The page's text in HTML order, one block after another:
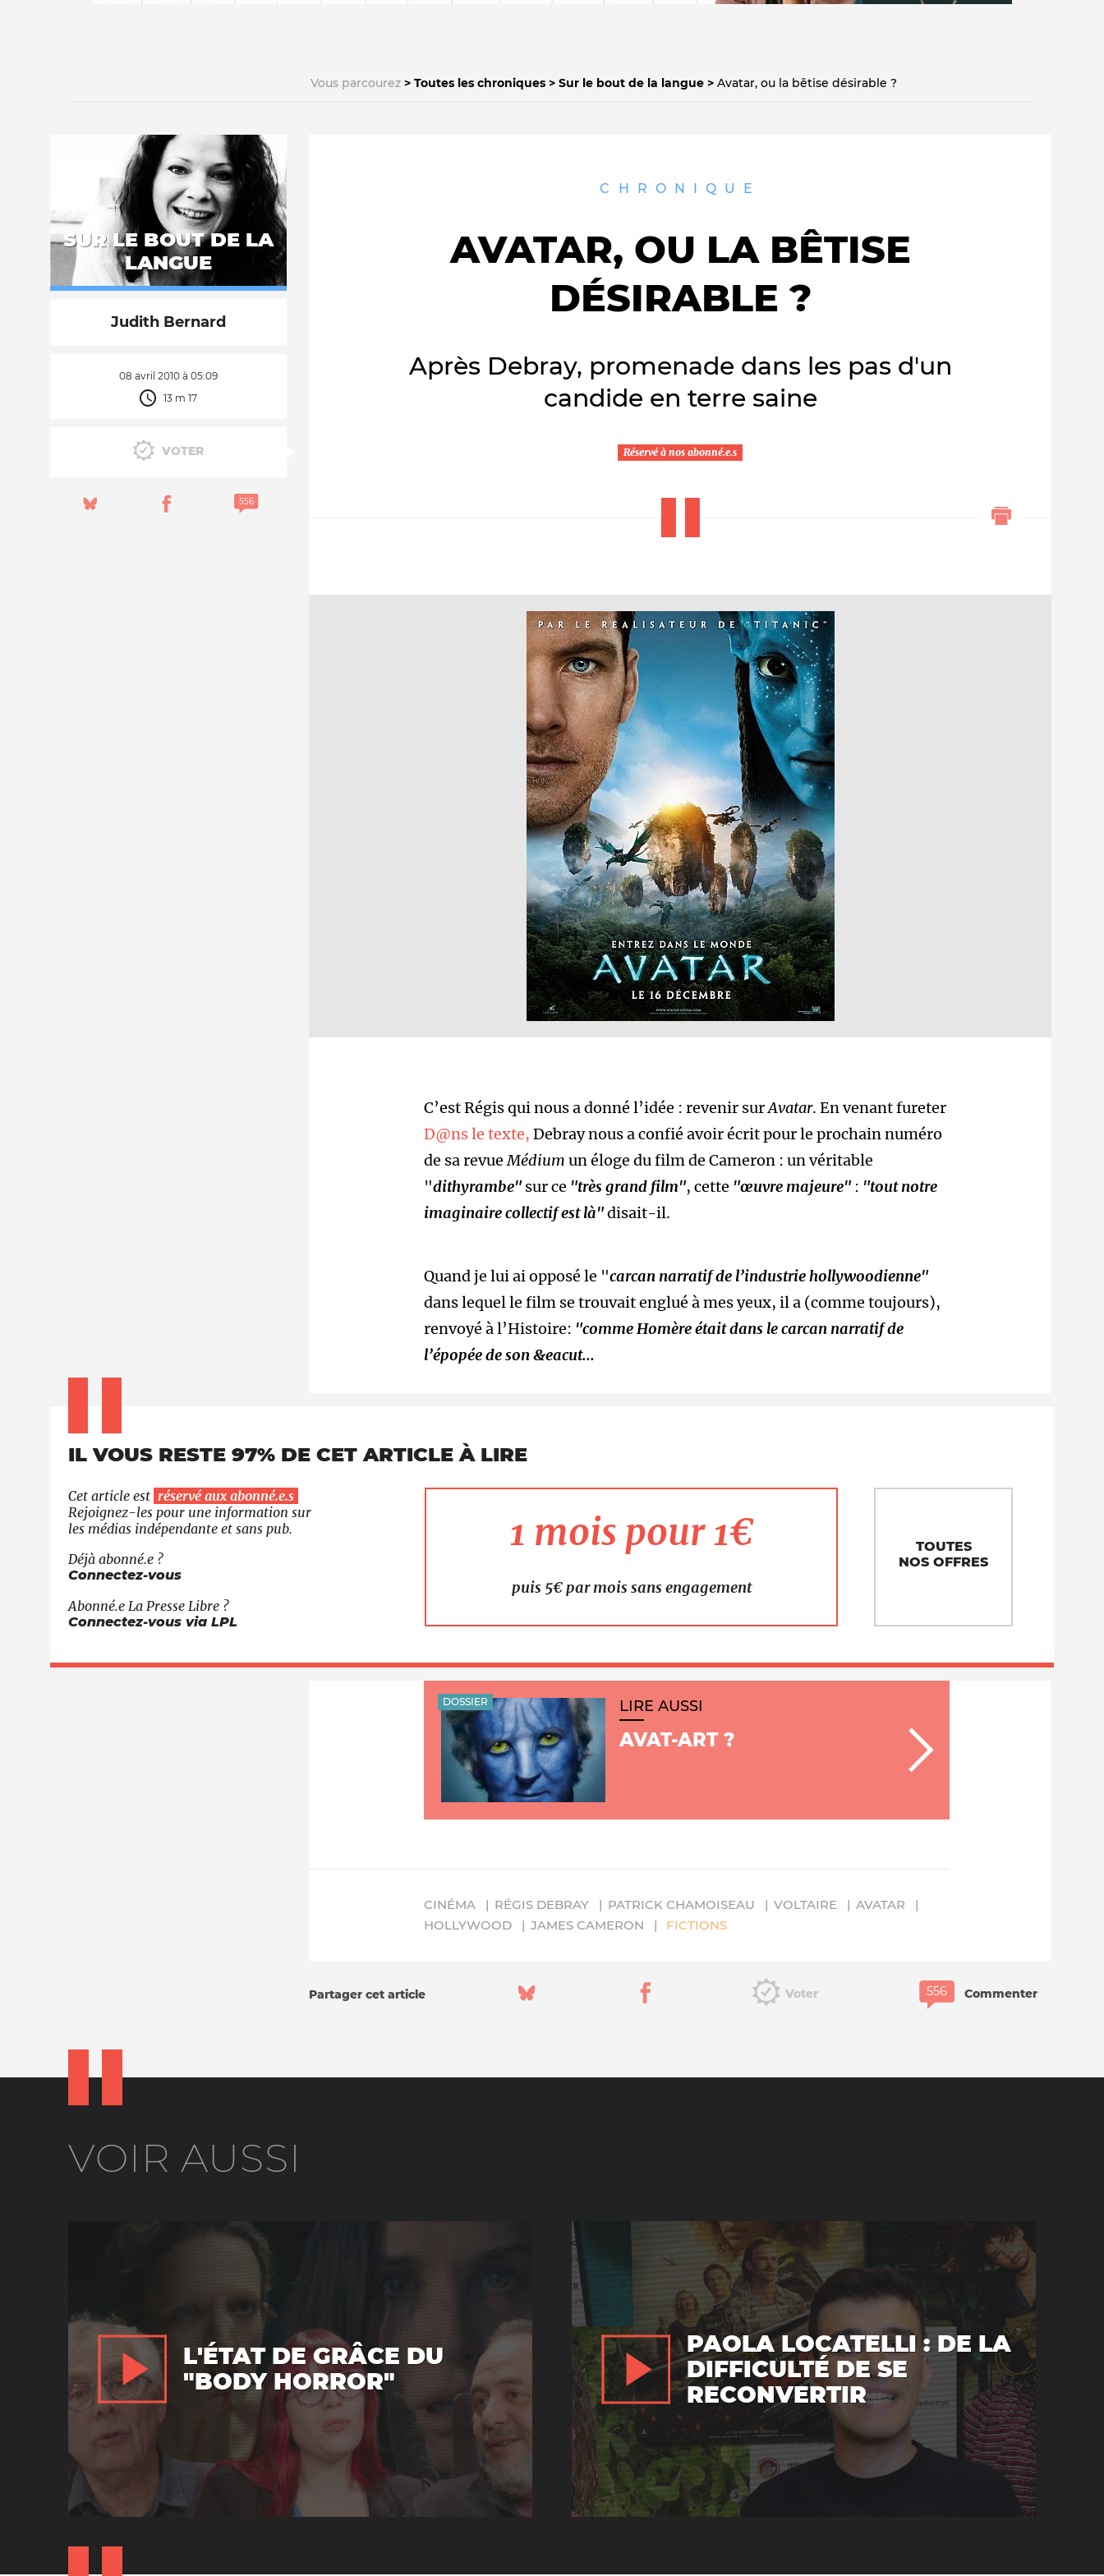
La vie du site L'équipe
Nos autres projets
Vous parcourez Toutes les chroniques Sur le bout de la langue Avatar, ou la bêtise désirable ?
SUR LE BOUT DE LA
LANGUE
Judith Bernard
08 avril 2010 à 05:09
13 m 17
VOTER
CHRONIQUE
AVATAR, OU LA BÊTISE
DÉSIRABLE ?
Après Debray, promenade dans les pas d'un
candide en terre saine
Réservé à nos abonné.e.s
C’est Régis qui nous a donné l’idée : revenir surAvatar. En venant fureter
D@ns le texte, Debray nous a confié avoir écrit pour le prochain numéro
de sa revueMédium un éloge du film de Cameron : un véritable
"dithyrambe"sur ce "très grand film", cette "œuvre majeure": "tout notre
imaginaire collectif est là"disait-il.
Quand je lui ai opposé le "carcan narratif de l’industrie hollywoodienne"
dans lequel le film se trouvait englué à mes yeux, il a (comme toujours),
renvoyé à l’Histoire: "comme Homère était dans le carcan narratif de
l’épopée de son &eacut...
IL VOUS RESTE 97% DE CET ARTICLE À LIRE
Cet article est réservé aux abonné.e.s
Rejoignez-les pour une information sur
les médias indépendante et sans pub.
Déjà abonné.e ?
Connectez-vous
Abonné.e La Presse Libre ?
Connectez-vous via LPL
1 mois pour 1€
puis 5€ par mois sans engagement
TOUTES
NOS OFFRES
DOSSIER LIRE AUSSI
AVAT-ART ?
CINÉMA RÉGIS DEBRAY PATRICK CHAMOISEAU VOLTAIRE
AVATAR
HOLLYWOOD
JAMES CAMERON FICTIONS
Partager cet article Voter Commenter
VOIR AUSSI
L'ÉTAT DE GRÂCE DU
"BODY HORROR"
PAOLA LOCATELLI : DE LA
DIFFICULTÉ DE SE
RECONVERTIR